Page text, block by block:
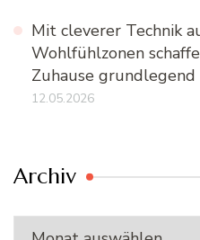
Mit cleverer Technik
Wohlfühlzonen
Zuhause grundlegend
12.05.2026
Archiv
Archiv